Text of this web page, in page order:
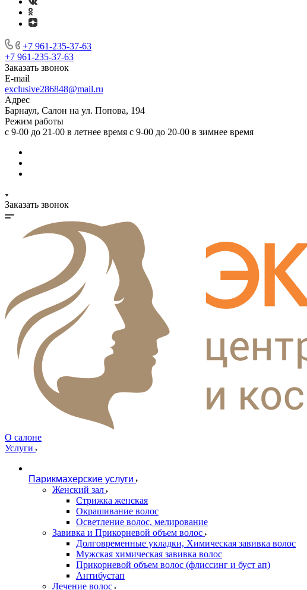
+7 961-235-37-63
+7 961-235-37-63
Заказать звонок
E-mail
exclusive286848@mail.ru
Адрес
Барнаул, Салон на ул. Попова, 194
Режим работы
с 9-00 до 21-00 в летнее время с 9-00 до 20-00 в зимнее время
Заказать звонок
О салоне
Услуги
Парикмахерские услуги
Женский зал
Стрижка женская
Окрашивание волос
Осветление волос, мелирование
Завивка и Прикорневой объем волос
Долговременные укладки, Химическая завивка волос
Мужская химическая завивка волос
Прикорневой объем волос (флиссинг и буст ап)
Антибустап
Лечение волос